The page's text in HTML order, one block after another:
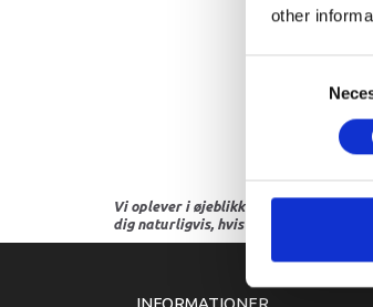
other
Vi oplever i øjeblikket store og
dig naturligvis, hvis dette er tilfældet.
INFORMATIONER